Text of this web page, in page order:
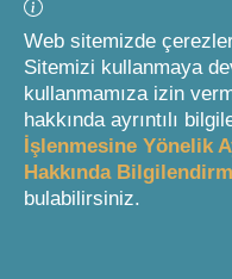
makamlarına,
adresleri bilinmiyorsa
bülteninde ilan edilir.
veya kaptana bildirilir.
yurt düzeyinde
üzerinde olan bir
gemi vasfını
işlemini gerçekleştiren
veya meteorolojik
yapılacak itirazlar
Web sitemizde
Sitemizi kullanmaya
kullanmamıza izin
hakkında ayrıntılı
İşlenmesine Yönelik
Hakkında
bulabilirsiniz.